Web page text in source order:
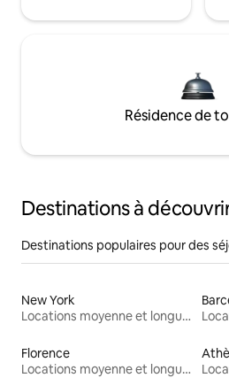
Résidence de
Destinations à
Destinations populaires pour des
New York
Locations moyenne et longue durée
Florence
Locations moyenne et longue durée